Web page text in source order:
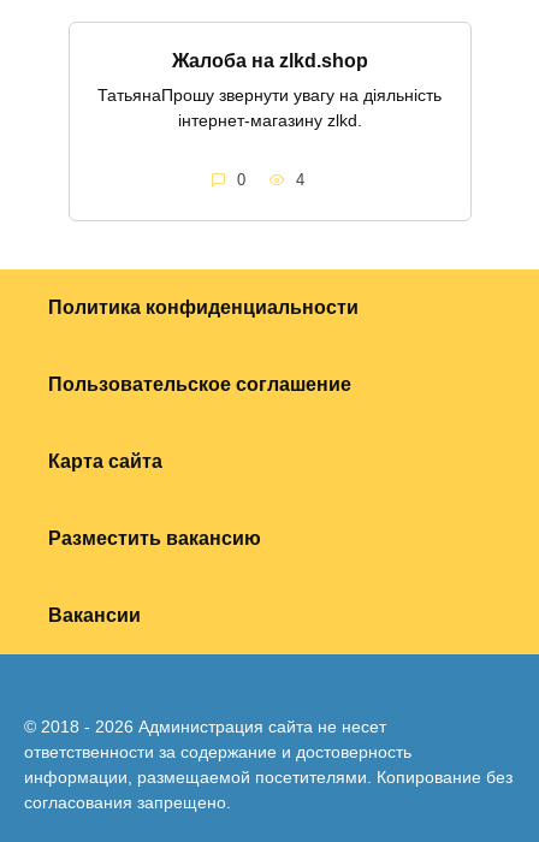
Жалоба на zlkd.shop
ТатьянаПрошу звернути увагу на діяльність
інтернет-магазину zlkd.
0 4
Политика конфиденциальности
Пользовательское соглашение
Карта сайта
Разместить вакансию
Вакансии
© 2018 - 2026 Администрация сайта не несет
ответственности за содержание и достоверность
информации, размещаемой посетителями. Копирование без
согласования запрещено.